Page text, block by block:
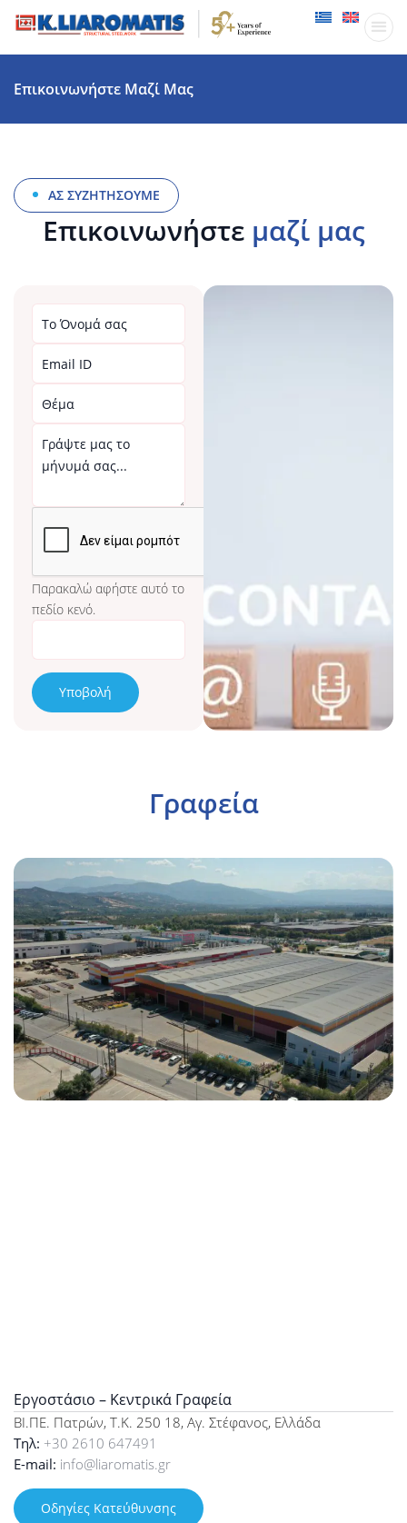
Επικοινωνήστε Μαζί Μας
ΑΣ ΣΥΖΗΤΉΣΟΥΜΕ
Επικοινωνήστε μαζί μας
Παρακαλώ αφήστε αυτό το
πεδίο κενό.
Γραφεία
Εργοστάσιο – Κεντρικά Γραφεία
ΒΙ.ΠΕ. Πατρών, Τ.Κ. 250 18, Αγ. Στέφανος, Ελλάδα
Τηλ: +30 2610 647491
E-mail: info@liaromatis.gr
Οδηγίες Κατεύθυνσης